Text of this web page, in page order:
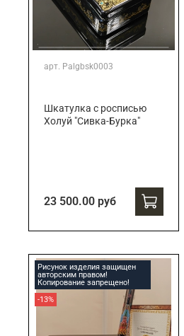
арт. Palgbsk0003
Шкатулка с росписью
Холуй "Сивка-Бурка"
23 500.00 руб
Рисунок изделия защищен
авторским правом!
Копирование запрещено!
-13%